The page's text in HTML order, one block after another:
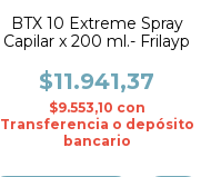
BTX 10 Extreme Spray
Capilar x 200 ml.- Frilayp
$11.941,37
$9.553,10 con
Transferencia o depósito
bancario